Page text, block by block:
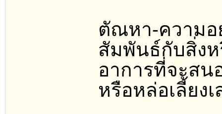
ตัณหา-ความอ
สัมพันธ์กับสิ่งห
อาการที่จะสน
หรือหล่อเลี้ยง